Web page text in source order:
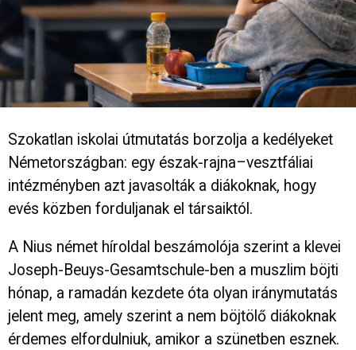
Szokatlan iskolai útmutatás borzolja a kedélyeket
Németországban: egy észak-rajna–vesztfáliai
intézményben azt javasolták a diákoknak, hogy
evés közben forduljanak el társaiktól.
A Nius német híroldal beszámolója szerint a klevei
Joseph-Beuys-Gesamtschule-ben a muszlim böjti
hónap, a ramadán kezdete óta olyan iránymutatás
jelent meg, amely szerint a nem böjtölő diákoknak
érdemes elfordulniuk, amikor a szünetben esznek.